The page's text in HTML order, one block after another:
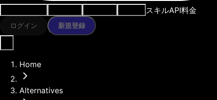
スキルAPI料金
ログイン 新規登録
Home
Alternatives